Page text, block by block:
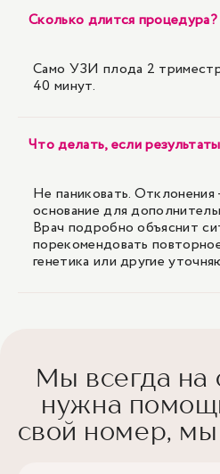
Сколько длится процедура?
Само УЗИ плода 2
40 минут.
Что делать, если
Не паниковать. Отклонения
основание для
Врач подробно объяснит
порекомендовать
генетика или другие
Мы всегда на
нужна
свой номер,